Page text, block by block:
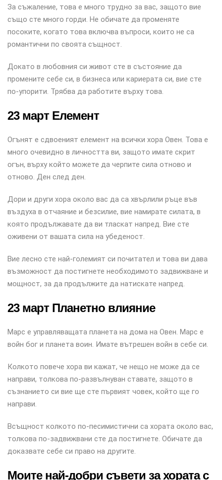
За съжаление, това е много трудно за вас, защото вие
също сте много горди. Не обичате да променяте
посоките, когато това включва въпроси, които не са
романтични по своята същност.
Докато в любовния си живот сте в състояние да
промените себе си, в бизнеса или кариерата си, вие сте
по-упорити. Трябва да работите върху това.
23 март Елемент
Огънят е сдвоеният елемент на всички хора Овен. Това е
много очевидно в личността ви, защото имате скрит
огън, върху който можете да черпите сила отново и
отново. Ден след ден.
Дори и други хора около вас да са хвърлили ръце във
въздуха в отчаяние и безсилие, вие намирате силата, в
която продължавате да ви тласкат напред. Вие сте
оживени от вашата сила на убеденост.
Вие лесно сте най-големият си почитател и това ви дава
възможност да постигнете необходимото задвижване и
мощност, за да продължите да натискате напред.
23 март Планетно влияние
Марс е управляващата планета на дома на Овен. Марс е
войн бог и планета воин. Имате вътрешен войн в себе си.
Колкото повече хора ви кажат, че нещо не може да се
направи, толкова по-развълнуван ставате, защото в
съзнанието си вие ще сте първият човек, който ще го
направи.
Всъщност колкото по-песимистични са хората около вас,
толкова по-задвижвани сте да постигнете. Обичате да
доказвате себе си право на другите.
Моите най-добри съвети за хората с